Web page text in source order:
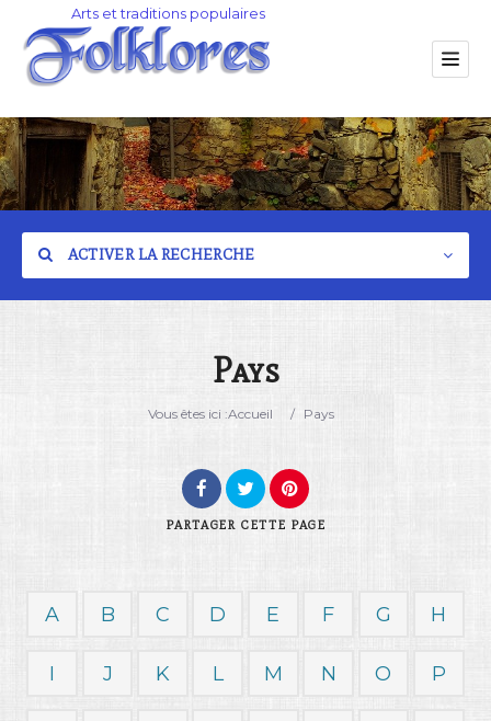
ACTIVER LA RECHERCHE
Rechercher
Pays
Vous êtes ici :Accueil / Pays
PARTAGER CETTE PAGE
A B C D E F G H
I J K L M N O P